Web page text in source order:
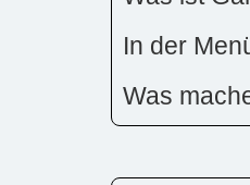
In der
Was